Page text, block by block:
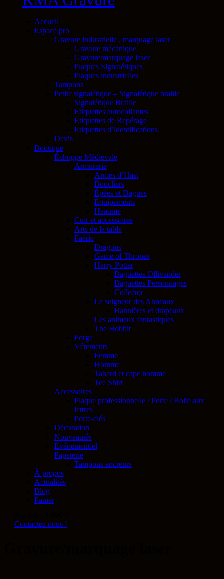
Accueil
Espace pro
Gravure industrielle , marquage laser
Gravure mécanique
Gravure/marquage laser
Plaques Signalétiques
Plaques industrielles
Tampons
Petite signalétique – Signalétique braille
Signalétique Braille
Etiquettes autocollantes
Étiquettes de Repérage
Etiquettes d’identifications
Devis
Boutique
Échoppe Médiévale
Armurerie
Armes d’Hast
Boucliers
Épées et Dagues
Equipements
Heaume
Cuir et accessoires
Arts de la table
Faërie
Dragons
Game of Thrones
Harry Potter
Baguettes Ollivander
Baguettes Personnages
Collector
Le seigneur des Anneaux
Bannières et drapeaux
Les animaux fantastiques
The Hobbit
Forge
Vêtements
Femme
Homme
Tabard et cape homme
Tee Shirt
Accessoires
Plaque professionnelle / Porte / Boite aux
lettres
Porte-clés
Décoration
Nouveautés
Evénementiel
Papeterie
Tampons encreurs
À propos
Actualités
Blog
Panier
Contactez nous !